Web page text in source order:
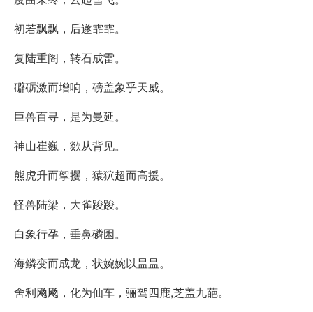
初若飘飘，后遂霏霏。
复陆重阁，转石成雷。
礔砺激而增响，磅盖象乎天威。
巨兽百寻，是为曼延。
神山崔巍，欻从背见。
熊虎升而挐攫，猿狖超而高援。
怪兽陆梁，大雀踆踆。
白象行孕，垂鼻磷囷。
海鳞变而成龙，状婉婉以昷昷。
舍利飏飏，化为仙车，骊驾四鹿,芝盖九葩。